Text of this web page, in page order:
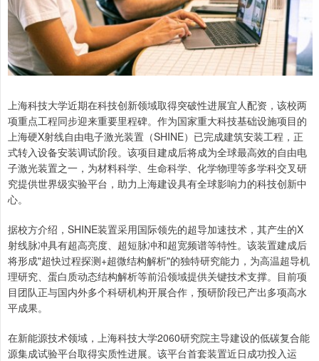
上海科技大学近期在科技创新领域取得突破性进展宜人配资，该校两
项重点工程同步迎来重要里程碑。作为国家重大科技基础设施项目的
上海硬X射线自由电子激光装置（SHINE）已完成建筑安装工程，正
式转入设备安装调试阶段。该项目建成后将成为全球最高效的自由电
子激光装置之一，为材料科学、生命科学、化学物理等多学科交叉研
究提供世界级实验平台，助力上海建设具有全球影响力的科技创新中
心。
据校方介绍，SHINE装置采用国际领先的超导加速技术，其产生的X
射线脉冲具有超高亮度、超短脉冲和超宽频谱等特性。该装置建成后
将形成"超快过程探测+超微结构解析"的独特研究能力，为高温超导机
理研究、蛋白质动态结构解析等前沿领域提供关键技术支撑。目前项
目团队正与国内外多个科研机构开展合作，预研阶段已产出多项高水
平成果。
在新能源技术领域，上海科技大学2060研究院主导建设的低碳复合能
源集成试验平台取得实质性进展。该平台首套装置近日成功投入运